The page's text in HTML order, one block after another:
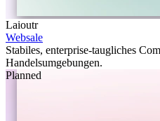
Laioutr
Websale
Stabiles, enterprise-taugliches
Handelsumgebungen.
Planned